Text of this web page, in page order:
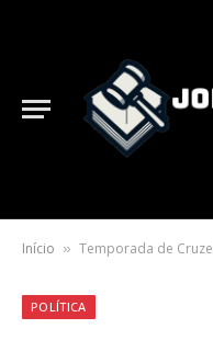
Início » Temporada de Cruzeiros
POLÍTICA